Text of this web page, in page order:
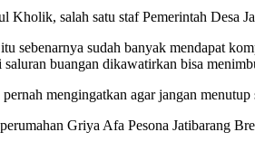
Kholik, salah satu staf Pemerintah Desa
sebenarnya sudah banyak mendapat
buangan dikawatirkan bisa
mengingatkan agar jangan
Griya Afa Pesona Jatibarang